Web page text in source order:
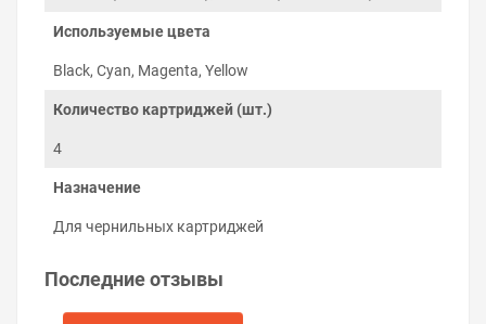
двухстороннего скотча.
На видео ниже показан пример замены чипа на
картридже принтера Epson:
Используемые цвета
Black, Cyan, Magenta, Yellow
Количество картриджей (шт.)
4
Назначение
Для чернильных картриджей
Последние отзывы